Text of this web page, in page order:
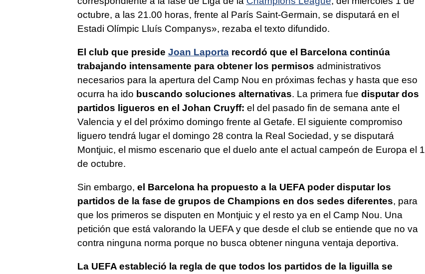
octubre, a las 21.00 horas, frente al París Saint-Germain, se disputará en el
Estadi Olímpic Lluís Companys», rezaba el texto difundido.
El club que preside Joan Laportarecordó que el Barcelona continúa
trabajando intensamente para obtener los permisos administrativos
necesarios para la apertura del Camp Nou en próximas fechas y hasta que eso
ocurra ha ido buscando soluciones alternativas. La primera fue disputar dos
partidos ligueros en el Johan Cruyff: el del pasado fin de semana ante el
Valencia y el del próximo domingo frente al Getafe. El siguiente compromiso
liguero tendrá lugar el domingo 28 contra la Real Sociedad, y se disputará
Montjuic, el mismo escenario que el duelo ante el actual campeón de Europa el 1
de octubre.
Sin embargo, el Barcelona ha propuesto a la UEFA poder disputar los
partidos de la fase de grupos de Champions en dos sedes diferentes, para
que los primeros se disputen en Montjuic y el resto ya en el Camp Nou. Una
petición que está valorando la UEFA y que desde el club se entiende que no va
contra ninguna norma porque no busca obtener ninguna ventaja deportiva.
La UEFA estableció la regla de que todos los partidos de la liguilla se